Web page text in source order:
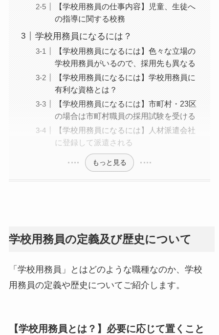
【学校用務員の仕事内容】児童、生徒へ
の指導に関する校務
学校用務員になるには？
【学校用務員になるには】色々な立場の
学校用務員がいるので、採用先も異なる
【学校用務員になるには】学校用務員に
有利な資格とは？
【学校用務員になるには】市町村・23区
の場合は市町村職員の採用試験を受ける
【学校用務員になるには】人材派遣会社
に登録して派遣される
もっと見る
学校用務員の定義及び歴史について
「学校用務員」とはどのような職種なのか、学校
用務員の定義や歴史についてご紹介します。
【学校用務員とは？】必要に応じて置くこと